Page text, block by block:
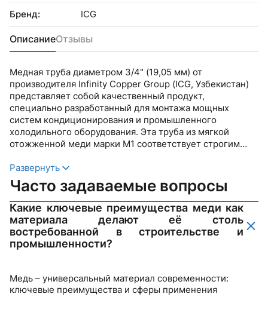
Бренд: ICG
ОписаниеОтзывы
Медная труба диаметром 3/4" (19,05 мм) от
производителя Infinity Copper Group (ICG, Узбекистан)
представляет собой качественный продукт,
специально разработанный для монтажа мощных
систем кондиционирования и промышленного
холодильного оборудования. Эта труба из мягкой
отожженной меди марки М1 соответствует строгим
гарантируя безупречную надежность и долговечность
в самых требовательных условиях эксплуатации.
Ключевые преимущества продукта:
✔ Диаметр 19,05 мм для высокопроизводительных
систем
✔ Оптимальная толщина стенки 0,89 мм - баланс
прочности и гибкости
✔ Высокая теплопроводность - эффективный
✔ Превосходная коррозионная стойкость - длительный
срок службы
Развернуть
Часто задаваемые вопросы
Какие ключевые преимущества меди как
материала делают её столь
востребованной в строительстве и
промышленности?
Медь – универсальный материал современности:
ключевые преимущества и сферы применения